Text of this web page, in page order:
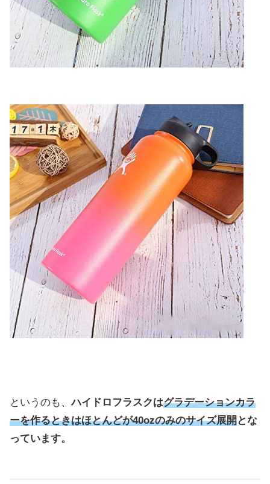
というのも、ハイドロフラスクはグラデーションカラ
ーを作るときはほとんどが40ozのみのサイズ展開とな
っています。